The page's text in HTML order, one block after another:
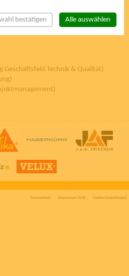
Geschäftsfeld Technik & Qualität)
Datenschutz Impressum/AGB Cookie-Einstellungen
bestätigen Alle auswählen